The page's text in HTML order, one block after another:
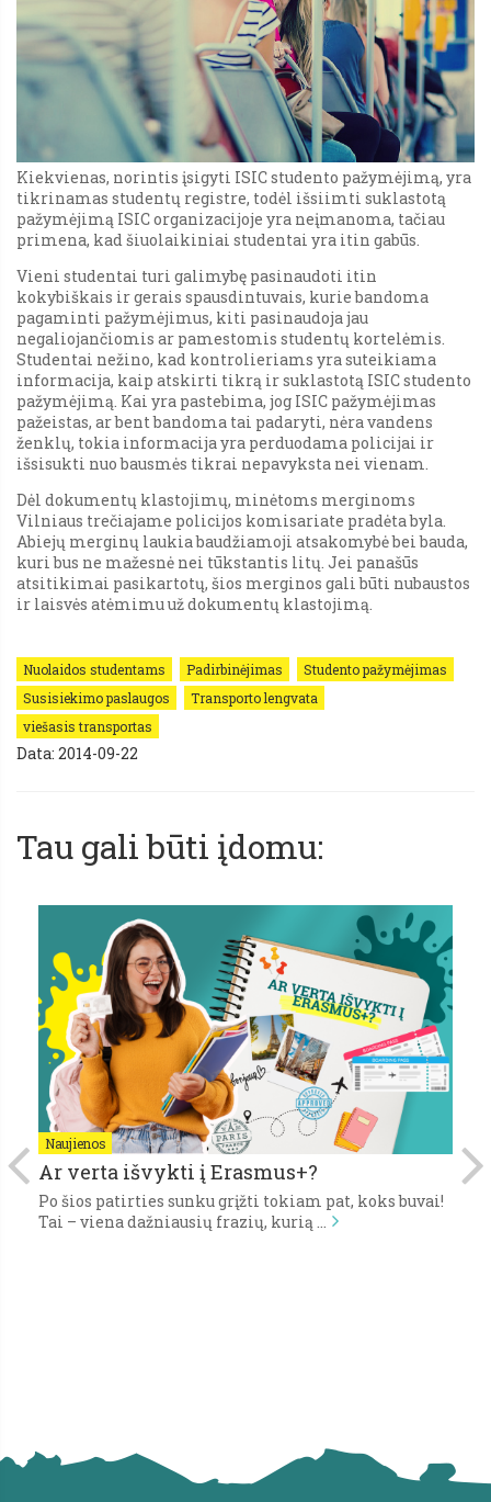
Kiekvienas, norintis įsigyti ISIC studento pažymėjimą, yra
tikrinamas studentų registre, todėl išsiimti suklastotą
pažymėjimą ISIC organizacijoje yra neįmanoma, tačiau
primena, kad šiuolaikiniai studentai yra itin gabūs.
Vieni studentai turi galimybę pasinaudoti itin
kokybiškais ir gerais spausdintuvais, kurie bandoma
pagaminti pažymėjimus, kiti pasinaudoja jau
negaliojančiomis ar pamestomis studentų kortelėmis.
Studentai nežino, kad kontrolieriams yra suteikiama
informacija, kaip atskirti tikrą ir suklastotą ISIC studento
pažymėjimą. Kai yra pastebima, jog ISIC pažymėjimas
pažeistas, ar bent bandoma tai padaryti, nėra vandens
ženklų, tokia informacija yra perduodama policijai ir
išsisukti nuo bausmės tikrai nepavyksta nei vienam.
Dėl dokumentų klastojimų, minėtoms merginoms
Vilniaus trečiajame policijos komisariate pradėta byla.
Abiejų merginų laukia baudžiamoji atsakomybė bei bauda,
kuri bus ne mažesnė nei tūkstantis litų. Jei panašūs
atsitikimai pasikartotų, šios merginos gali būti nubaustos
ir laisvės atėmimu už dokumentų klastojimą.
Nuolaidos studentams Padirbinėjimas
Studento pažymėjimas
Susisiekimo paslaugos
Transporto lengvata
viešasis transportas
Data: 2014-09-22
Tau gali būti įdomu:
Naujienos
Ar verta išvykti į Erasmus+?
Po šios patirties sunku grįžti tokiam pat, koks buvai!
Tai – viena dažniausių frazių, kurią …